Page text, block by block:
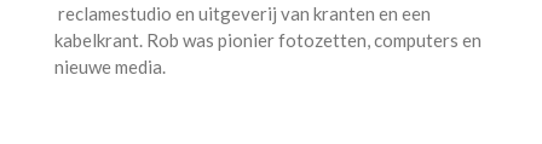
reclamestudio en uitgeverij van kranten en een
kabelkrant. Rob was pionier fotozetten, computers en
nieuwe media.